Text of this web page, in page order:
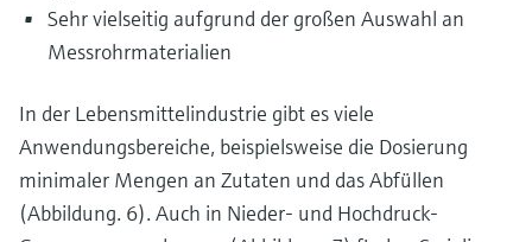
Sehr vielseitig aufgrund der großen Auswahl an
Messrohrmaterialien
In der Lebensmittelindustrie gibt es viele
Anwendungsbereiche, beispielsweise die Dosierung
minimaler Mengen an Zutaten und das Abfüllen
(Abbildung. 6). Auch in Nieder- und Hochdruck-